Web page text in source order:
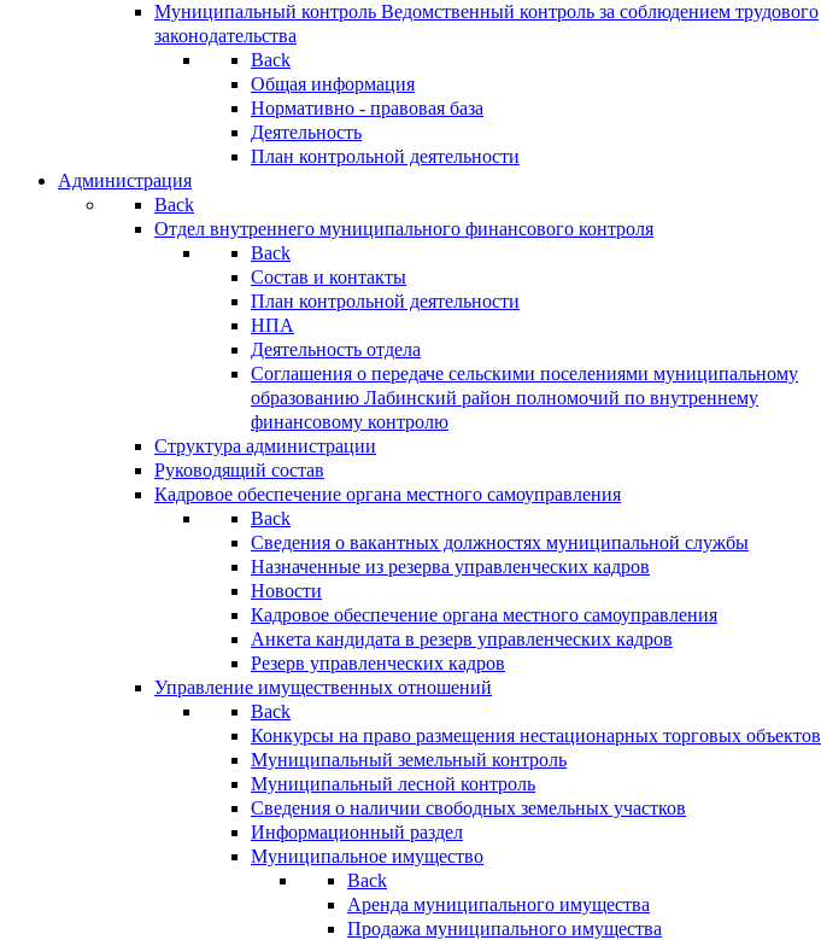
Муниципальный контроль Ведомственный контроль за соблюдением трудового
законодательства
Back
Общая информация
Нормативно - правовая база
Деятельность
План контрольной деятельности
Администрация
Back
Отдел внутреннего муниципального финансового контроля
Back
Состав и контакты
План контрольной деятельности
НПА
Деятельность отдела
Соглашения о передаче сельскими поселениями муниципальному
образованию Лабинский район полномочий по внутреннему
финансовому контролю
Структура администрации
Руководящий состав
Кадровое обеспечение органа местного самоуправления
Back
Сведения о вакантных должностях муниципальной службы
Назначенные из резерва управленческих кадров
Новости
Кадровое обеспечение органа местного самоуправления
Анкета кандидата в резерв управленческих кадров
Резерв управленческих кадров
Управление имущественных отношений
Back
Конкурсы на право размещения нестационарных торговых объектов
Муниципальный земельный контроль
Муниципальный лесной контроль
Сведения о наличии свободных земельных участков
Информационный раздел
Муниципальное имущество
Back
Аренда муниципального имущества
Продажа муниципального имущества